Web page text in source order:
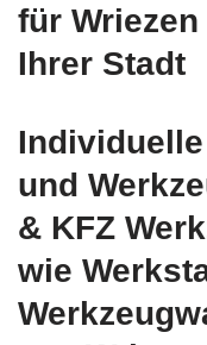
für
Ihrer Stadt
und
& KFZ
wie